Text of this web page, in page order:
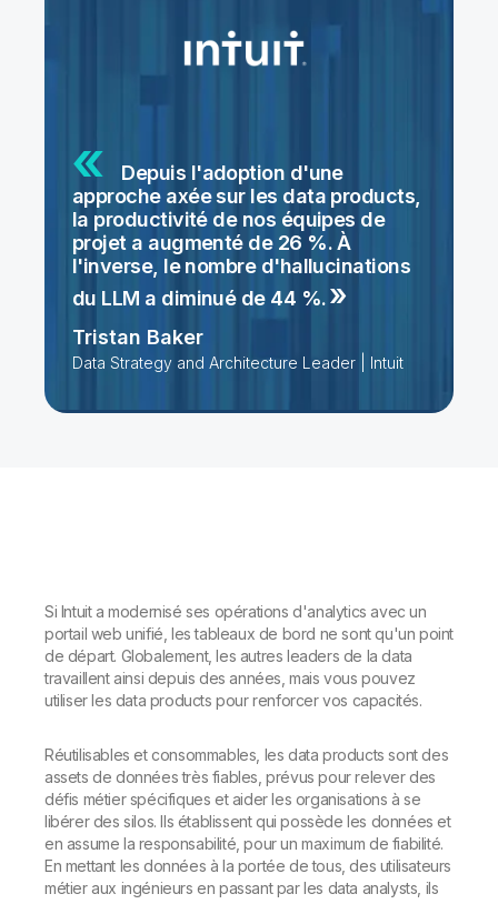
Depuis l'adoption d'une
approche axée sur les data products,
la productivité de nos équipes de
projet a augmenté de 26 %. À
l'inverse, le nombre d'hallucinations
du LLM a diminué de 44 %.
Tristan Baker
Data Strategy and Architecture Leader | Intuit
Si Intuit a modernisé ses opérations d'analytics avec un
portail web unifié, les tableaux de bord ne sont qu'un point
de départ. Globalement, les autres leaders de la data
travaillent ainsi depuis des années, mais vous pouvez
utiliser les data products pour renforcer vos capacités.
Réutilisables et consommables, les data products sont des
assets de données très fiables, prévus pour relever des
défis métier spécifiques et aider les organisations à se
libérer des silos. Ils établissent qui possède les données et
en assume la responsabilité, pour un maximum de fiabilité.
En mettant les données à la portée de tous, des utilisateurs
métier aux ingénieurs en passant par les data analysts, ils